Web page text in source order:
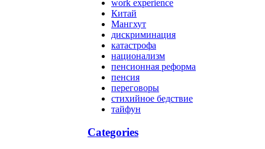
work experience
Китай
Мангхут
дискриминация
катастрофа
национализм
пенсионная реформа
пенсия
переговоры
стихийное бедствие
тайфун
Categories